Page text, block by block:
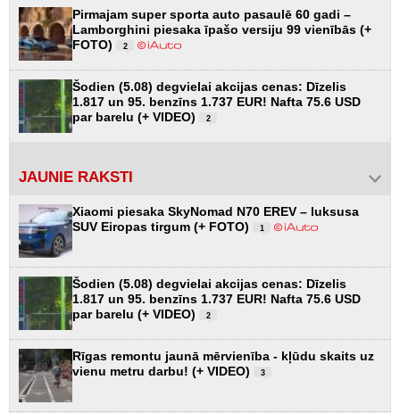
Pirmajam super sporta auto pasaulē 60 gadi –
Lamborghini piesaka īpašo versiju 99 vienībās (+
FOTO)
2
Šodien (5.08) degvielai akcijas cenas: Dīzelis
1.817 un 95. benzīns 1.737 EUR! Nafta 75.6 USD
par barelu (+ VIDEO)
2
JAUNIE RAKSTI
Xiaomi piesaka SkyNomad N70 EREV – luksusa
SUV Eiropas tirgum (+ FOTO)
1
Šodien (5.08) degvielai akcijas cenas: Dīzelis
1.817 un 95. benzīns 1.737 EUR! Nafta 75.6 USD
par barelu (+ VIDEO)
2
Rīgas remontu jaunā mērvienība - kļūdu skaits uz
vienu metru darbu! (+ VIDEO)
3